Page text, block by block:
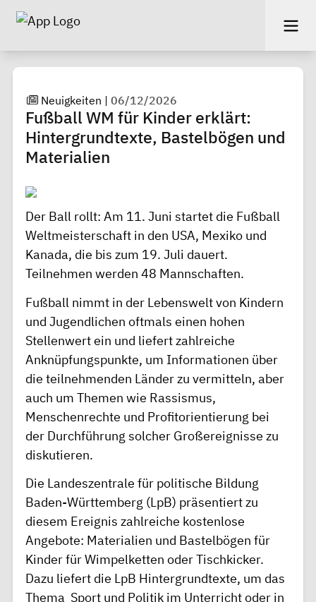
Neuigkeiten |06/12/2026
Fußball WM für Kinder erklärt:
Hintergrundtexte, Bastelbögen und
Materialien
Der Ball rollt: Am 11. Juni startet die Fußball
Weltmeisterschaft in den USA, Mexiko und
Kanada, die bis zum 19. Juli dauert.
Teilnehmen werden 48 Mannschaften.
Fußball nimmt in der Lebenswelt von Kindern
und Jugendlichen oftmals einen hohen
Stellenwert ein und liefert zahlreiche
Anknüpfungspunkte, um Informationen über
die teilnehmenden Länder zu vermitteln, aber
auch um Themen wie Rassismus,
Menschenrechte und Profitorientierung bei
der Durchführung solcher Großereignisse zu
diskutieren.
Die Landeszentrale für politische Bildung
Baden-Württemberg (LpB) präsentiert zu
diesem Ereignis zahlreiche kostenlose
Angebote: Materialien und Bastelbögen für
Kinder für Wimpelketten oder Tischkicker.
Dazu liefert die LpB Hintergrundtexte, um das
Thema Sport und Politik im Unterricht oder in